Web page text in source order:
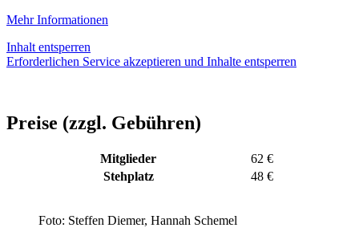
Mehr Informationen
Inhalt entsperren
Erforderlichen Service akzeptieren und Inhalte entsperren
Preise (zzgl. Gebühren)
Mitglieder
62 €
Stehplatz
48 €
Foto: Steffen Diemer, Hannah Schemel